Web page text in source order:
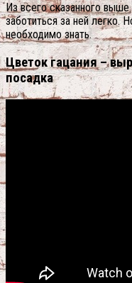
Из всего сказанного
заботиться за ней легко.
необходимо знать.
Цветок гацания –
посадка